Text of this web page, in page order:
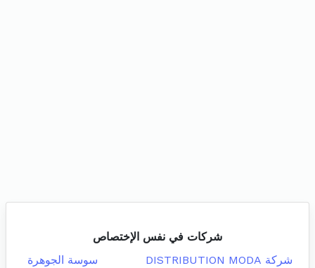
شركات في نفس الإختصاص
شركة DISTRIBUTION MODA
سوسة الجوهرة